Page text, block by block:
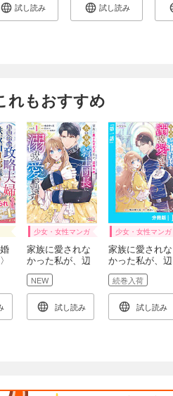
試し読み 試し読み
れもおすすめ
少女・女性マンガ
家族に愛されな
かった私が、辺
境の地で氷の軍
神騎士団長に溺
れるほど愛され
ています１
NEW
試し読み
少女・女性マンガ
家族に愛されな
かった私が、辺
境の地で氷の軍
神騎士団長に溺
れるほど愛され
ています【分冊
版】１
続巻入荷
試し読み